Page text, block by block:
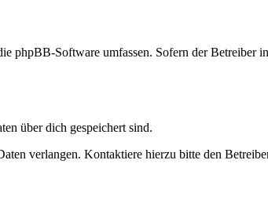
phpBB-Software umfassen. Sofern der Betreiber
über dich gespeichert sind.
verlangen. Kontaktiere hierzu bitte den